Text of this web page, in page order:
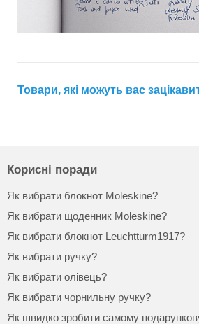
Товари, які можуть вас
Корисні поради
Як вибрати блокнот Moleskine?
Як вибрати щоденник Moleskine?
Як вибрати блокнот Leuchtturm1917?
Як вибрати ручку?
Як вибрати олівець?
Як вибрати чорнильну ручку?
Як швидко зробити самому